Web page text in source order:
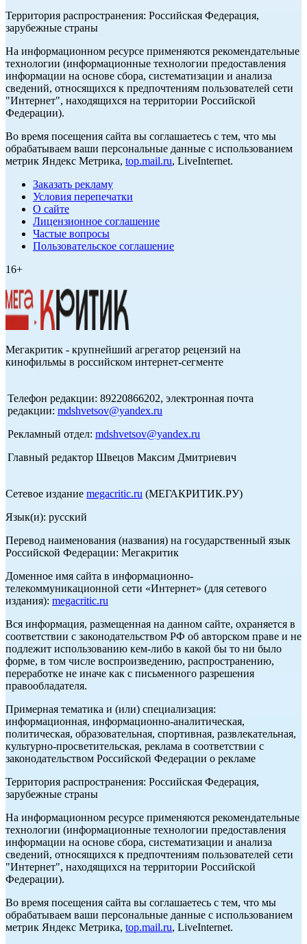
Территория распространения: Российская Федерация,
зарубежные страны
На информационном ресурсе применяются рекомендательные
технологии (информационные технологии предоставления
информации на основе сбора, систематизации и анализа
сведений, относящихся к предпочтениям пользователей сети
"Интернет", находящихся на территории Российской
Федерации).
Во время посещения сайта вы соглашаетесь с тем, что мы
обрабатываем ваши персональные данные с использованием
метрик Яндекс Метрика, top.mail.ru, LiveInternet.
Заказать рекламу
Условия перепечатки
О сайте
Лицензионное соглашение
Частые вопросы
Пользовательское соглашение
16+
Мегакритик - крупнейший агрегатор рецензий на
кинофильмы в российском интернет-сегменте
Телефон редакции: 89220866202, электронная почта
редакции: mdshvetsov@yandex.ru
Рекламный отдел: mdshvetsov@yandex.ru
Главный редактор Швецов Максим Дмитриевич
Сетевое издание megacritic.ru (МЕГАКРИТИК.РУ)
Язык(и): русский
Перевод наименования (названия) на государственный язык
Российской Федерации: Мегакритик
Доменное имя сайта в информационно-
телекоммуникационной сети «Интернет» (для сетевого
издания): megacritic.ru
Вся информация, размещенная на данном сайте, охраняется в
соответствии с законодательством РФ об авторском праве и не
подлежит использованию кем-либо в какой бы то ни было
форме, в том числе воспроизведению, распространению,
переработке не иначе как с письменного разрешения
правообладателя.
Примерная тематика и (или) специализация:
информационная, информационно-аналитическая,
политическая, образовательная, спортивная, развлекательная,
культурно-просветительская, реклама в соответствии с
законодательством Российской Федерации о рекламе
Территория распространения: Российская Федерация,
зарубежные страны
На информационном ресурсе применяются рекомендательные
технологии (информационные технологии предоставления
информации на основе сбора, систематизации и анализа
сведений, относящихся к предпочтениям пользователей сети
"Интернет", находящихся на территории Российской
Федерации).
Во время посещения сайта вы соглашаетесь с тем, что мы
обрабатываем ваши персональные данные с использованием
метрик Яндекс Метрика, top.mail.ru, LiveInternet.